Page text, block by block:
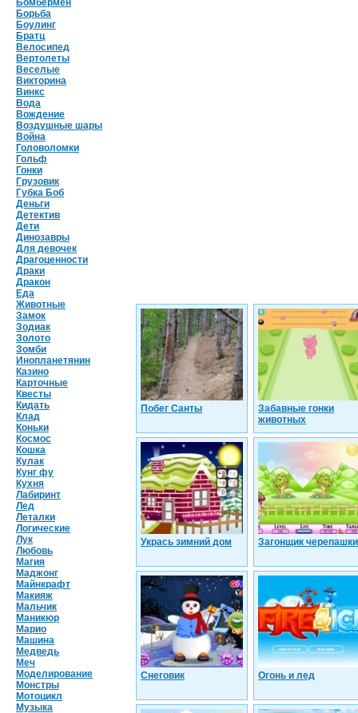
Бомбермен
Борьба
Боулинг
Братц
Велосипед
Вертолеты
Веселые
Викторина
Винкс
Вода
Вождение
Воздушные шары
Война
Головоломки
Гольф
Гонки
Грузовик
Губка Боб
Деньги
Детектив
Дети
Динозавры
Для девочек
Драгоценности
Драки
Дракон
Еда
Животные
Замок
Зодиак
Золото
Зомби
Инопланетянин
Казино
Карточные
Квесты
Кидать
Клад
Коньки
Космос
Кошка
Кулак
Кунг фу
Кухня
Лабиринт
Лед
Леталки
Логические
Лук
Любовь
Магия
Маджонг
Майнкрафт
Макияж
Мальчик
Маникюр
Марио
Машина
Медведь
Меч
Моделирование
Монстры
Мотоцикл
Музыка
Побег Санты
Забавные гонки
животных
Укрась зимний дом Загонщик черепашки
Снеговик Огонь и лед